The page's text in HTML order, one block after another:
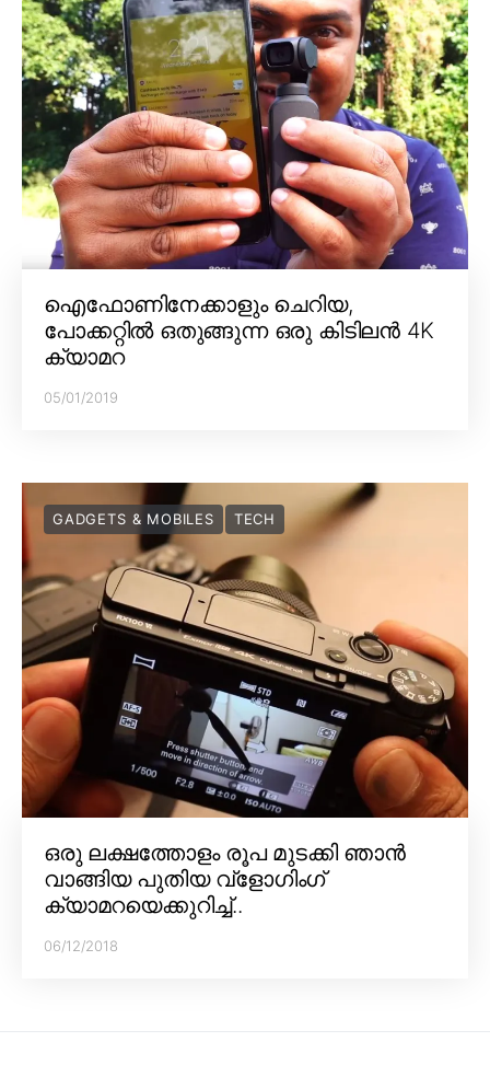
ഐഫോണിനേക്കാളും ചെറിയ,
പോക്കറ്റിൽ ഒതുങ്ങുന്ന ഒരു കിടിലൻ 4K
ക്യാമറ
05/01/2019
GADGETS & MOBILES TECH
ഒരു ലക്ഷത്തോളം രൂപ മുടക്കി ഞാൻ
വാങ്ങിയ പുതിയ വ്‌ളോഗിംഗ്
ക്യാമറയെക്കുറിച്ച്..
06/12/2018